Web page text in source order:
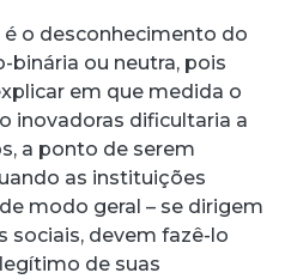
o desconhecimento do
binária ou neutra, pois
em que medida o
inovadoras dificultaria a
a ponto de serem
as instituições
modo geral – se dirigem
sociais, devem fazê-lo
de suas